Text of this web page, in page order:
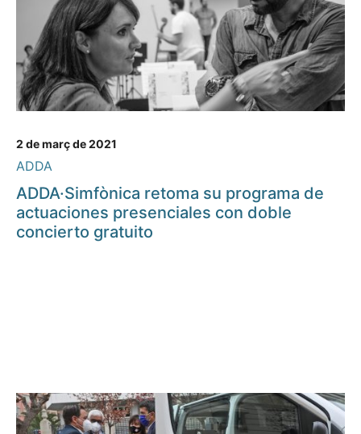
2 de març de 2021
ADDA
ADDA·Simfònica retoma su programa de
actuaciones presenciales con doble
concierto gratuito